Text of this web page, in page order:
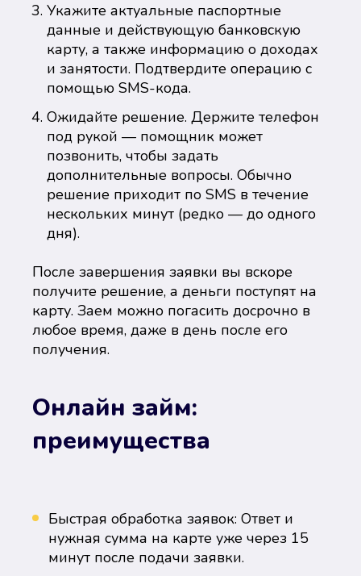
Укажите актуальные паспортные
данные и действующую банковскую
карту, а также информацию о доходах
и занятости. Подтвердите операцию с
помощью SMS-кода.
Ожидайте решение. Держите телефон
под рукой — помощник может
позвонить, чтобы задать
дополнительные вопросы. Обычно
решение приходит по SMS в течение
нескольких минут (редко — до одного
дня).
После завершения заявки вы вскоре
получите решение, а деньги поступят на
карту. Заем можно погасить досрочно в
любое время, даже в день после его
получения.
Онлайн займ:
преимущества
Быстрая обработка заявок: Ответ и
нужная сумма на карте уже через 15
минут после подачи заявки.